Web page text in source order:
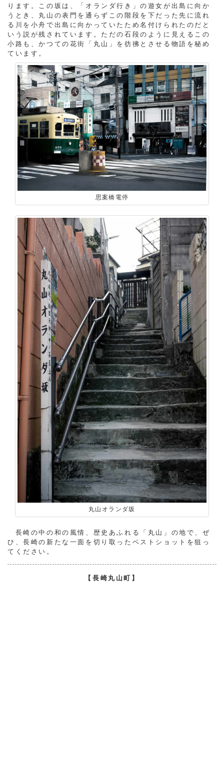
ります。この坂は、「オランダ行き」の遊女が出島に向か
うとき、丸山の表門を通らずこの階段を下だった先に流れ
る川を小舟で出島に向かっていたため名付けられたのだと
いう説が残されています。ただの石段のように見えるこの
小路も、かつての花街「丸山」を彷彿とさせる物語を秘め
ています。
思案橋電停
丸山オランダ坂
長崎の中の和の風情、歴史あふれる「丸山」の地で、ぜ
ひ、長崎の新たな一面を切り取ったベストショットを狙っ
てください。
【長崎丸山町】